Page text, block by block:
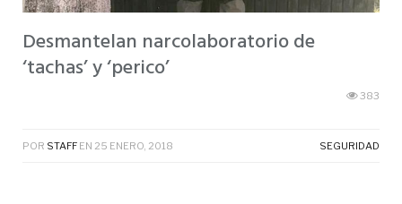
Desmantelan narcolaboratorio de
‘tachas’ y ‘perico’
383
POR STAFF EN 25 ENERO, 2018 SEGURIDAD